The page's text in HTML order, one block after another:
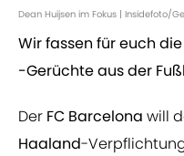
Dean Huijsen im Fokus | Insidefoto/
Wir fassen für euch
-Gerüchte aus der
Der FC Barcelona will
Haaland-